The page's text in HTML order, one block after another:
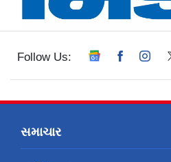
Follow Us:
સમાચાર